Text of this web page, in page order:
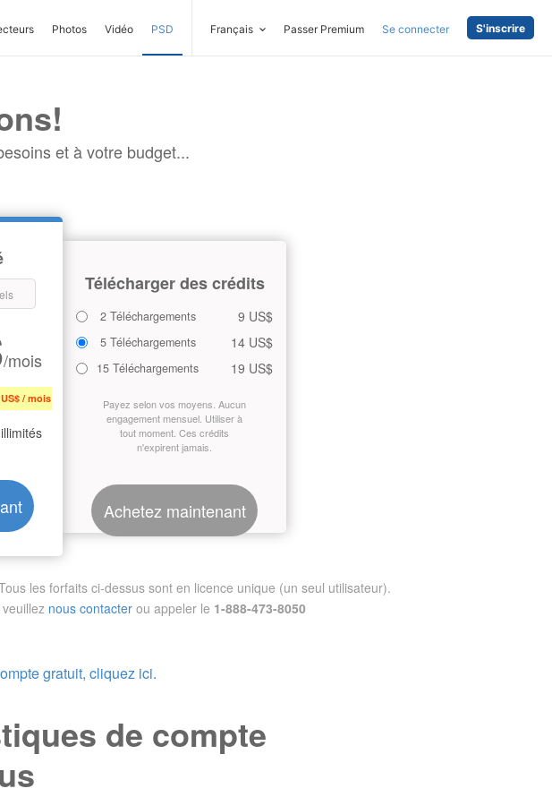
Photos Vidéo PSD Français Passer Premium Se connecter S'inscrire
et à votre budget...
/mois
/ mois
Télécharger des crédits
2 Téléchargements 9 US$
5 Téléchargements 14 US$
15 Téléchargements 19 US$
Payez selon vos moyens. Aucun
engagement mensuel. Utiliser à
tout moment. Ces crédits
n'expirent jamais.
Achetez maintenant
les forfaits ci-dessus sont en licence unique (un seul utilisateur).
veuillez nous contacterou appeler le 1-888-473-8050
gratuit, cliquez ici.
de compte